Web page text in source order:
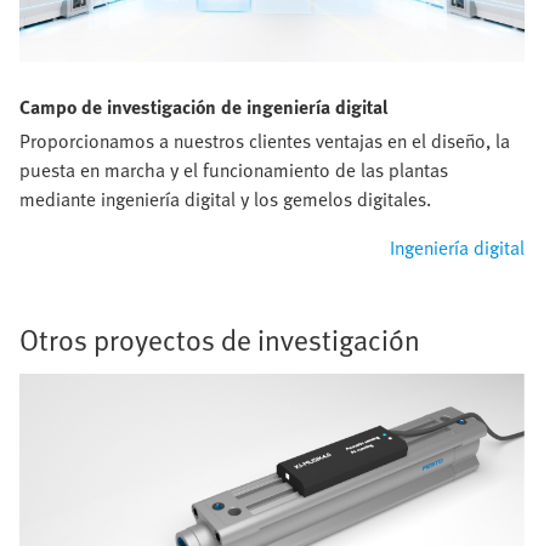
Campo de investigación de ingeniería digital
Proporcionamos a nuestros clientes ventajas en el diseño, la
puesta en marcha y el funcionamiento de las plantas
mediante ingeniería digital y los gemelos digitales.
Ingeniería digital
Otros proyectos de investigación